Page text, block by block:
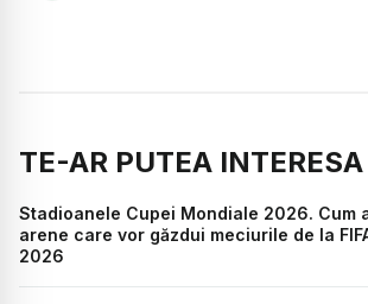
TE-AR PUTEA INTERESA
Stadioanele Cupei Mondiale 2026. Cum
arene care vor găzdui meciurile de la
2026